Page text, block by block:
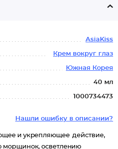
AsiaKiss
Крем вокруг глаз
Южная Корея
40 мл
1000734473
Нашли ошибку в описании?
и укрепляющее действие,
морщинок, осветлению